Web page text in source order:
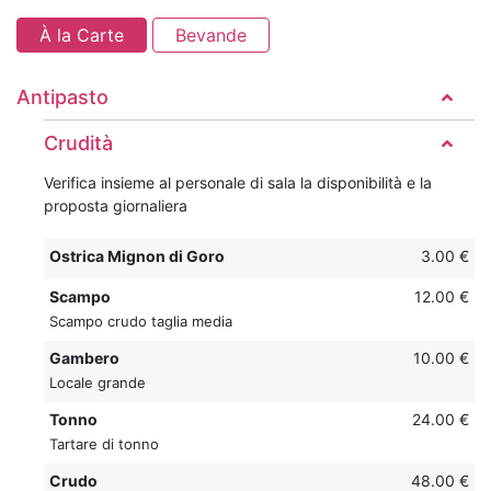
À la Carte Bevande
Antipasto
Crudità
Verifica insieme al personale di sala la disponibilità e la
proposta giornaliera
Ostrica Mignon di Goro 3.00 €
Scampo
Scampo crudo taglia media
12.00 €
Gambero
Locale grande
10.00 €
Tonno
Tartare di tonno
24.00 €
Crudo 48.00 €